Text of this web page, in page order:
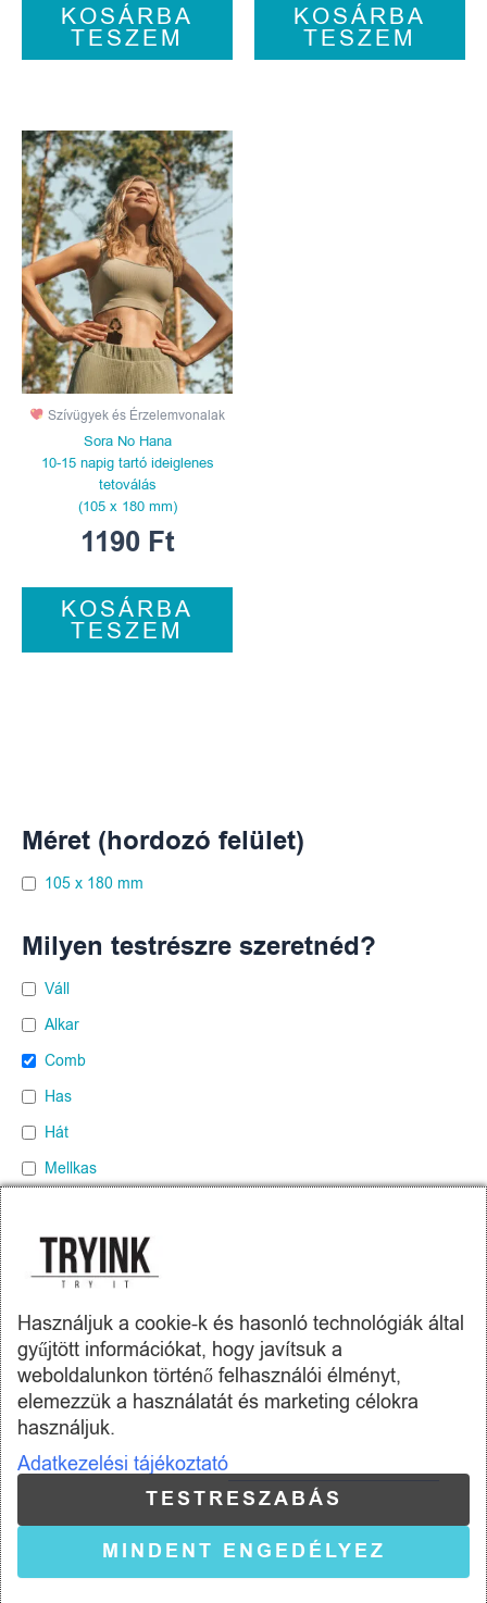
Méret (hordozó felület)
105 x 180 mm
Milyen testrészre szeretnéd?
Váll
Alkar
Comb
Has
Hát
Mellkas
Gerinc mentén
Lapocka
KOSÁRBA
TESZEM
KOSÁRBA
TESZEM
Szívügyek és Érzelemvonalak
Sora No Hana
10-15 napig tartó ideiglenes
tetoválás
(105 x 180 mm)
1190 Ft
KOSÁRBA
TESZEM
Tryink.hu -Skill Company Kft.
Az oldalon található termékképek illusztrációk.
A képeket igyekeztünk úgy elkészíteni, hogy azok a lehető
legnagyobb mértékben tükrözzék a valóságot és a termékek
valódi méretét.
Használjuk a cookie-k és hasonló technológiák által
gyűjtött információkat, hogy javítsuk a
weboldalunkon történő felhasználói élményt,
elemezzük a használatát és marketing célokra
használjuk.
Adatkezelési tájékoztató
TESTRESZABÁS
MINDENT ENGEDÉLYEZ